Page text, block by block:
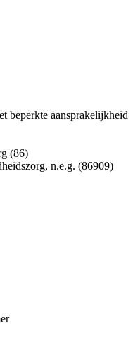
beperkte aansprakelijkheid
(86)
n.e.g. (86909)